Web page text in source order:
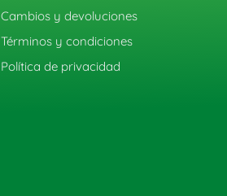
Cambios y devoluciones
Términos y condiciones
Política de privacidad